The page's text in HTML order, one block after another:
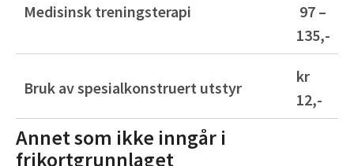
Medisinsk treningsterapi
97 –
135,-
Bruk av spesialkonstruert utstyr
kr
12,-
Annet som ikke inngår i
frikortgrunnlaget